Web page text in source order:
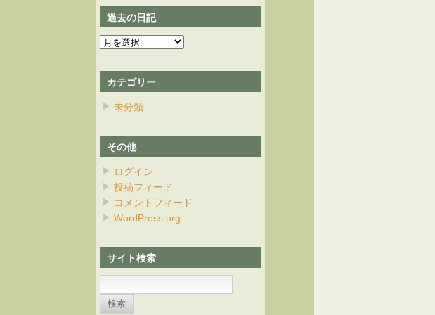
過去の日記
過
の
日
記
カテゴリー
未分類
その他
ログイン
投稿フィード
コメントフィード
WordPress.org
サイト検索
索: